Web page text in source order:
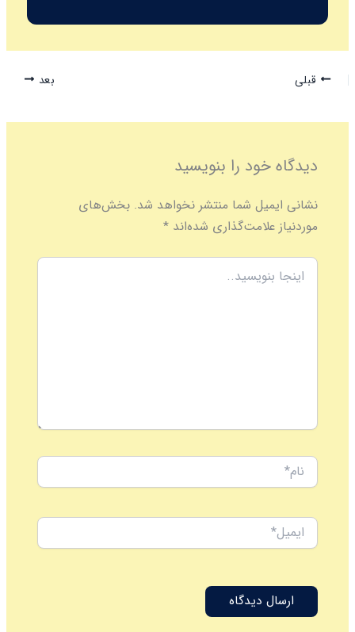
قبلی بعد
دیدگاه‌ خود را بنویسید
نشانی ایمیل شما منتشر نخواهد شد. بخش‌های
موردنیاز علامت‌گذاری شده‌اند*
اینجا
بنویسید..
نام*
ایمیل*